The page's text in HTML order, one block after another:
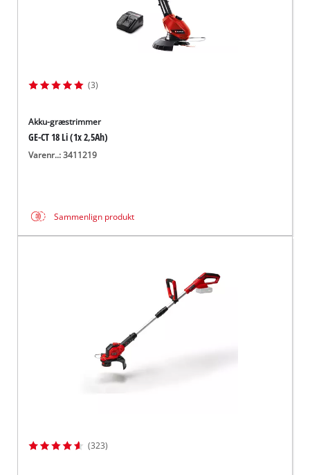
(3)
Akku-græstrimmer
GE-CT 18 Li (1x 2,5Ah)
Varenr..: 3411219
Sammenlign produkt
(323)